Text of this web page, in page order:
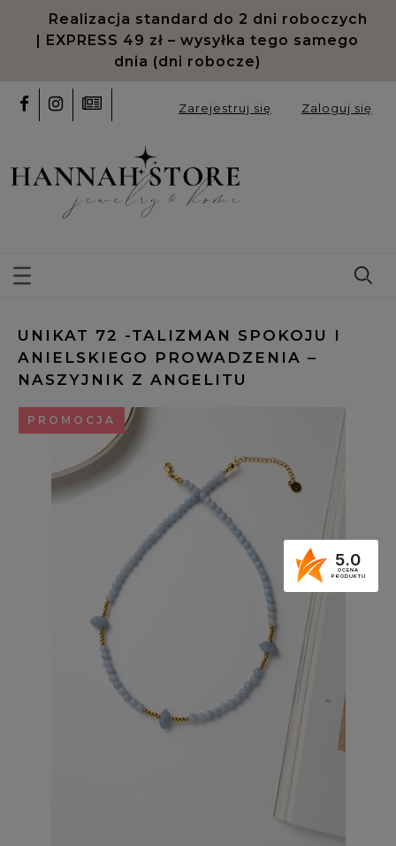
Odroczone płatności PayPo oraz
Klarna
Zarejestruj się Zaloguj się
UNIKAT 72 -TALIZMAN SPOKOJU I
ANIELSKIEGO PROWADZENIA –
NASZYJNIK Z ANGELITU
PROMOCJA
5.0
OCENA
PRODUKTU